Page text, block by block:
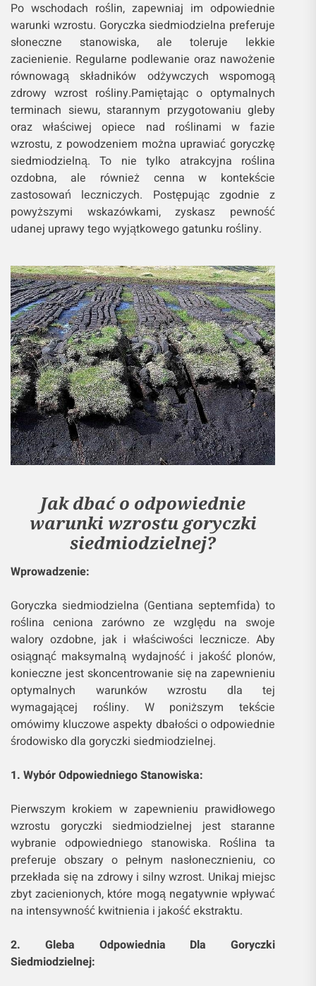
Po wschodach roślin, zapewniaj im odpowiednie
warunki wzrostu. Goryczka siedmiodzielna preferuje
słoneczne stanowiska, ale toleruje lekkie
zacienienie. Regularne podlewanie oraz nawożenie
równowagą składników odżywczych wspomogą
zdrowy wzrost rośliny.Pamiętając o optymalnych
terminach siewu, starannym przygotowaniu gleby
oraz właściwej opiece nad roślinami w fazie
wzrostu, z powodzeniem można uprawiać goryczkę
siedmiodzielną. To nie tylko atrakcyjna roślina
ozdobna, ale również cenna w kontekście
zastosowań leczniczych. Postępując zgodnie z
powyższymi wskazówkami, zyskasz pewność
udanej uprawy tego wyjątkowego gatunku rośliny.
Jak dbać o odpowiednie
warunki wzrostu goryczki
siedmiodzielnej?
Wprowadzenie:
Goryczka siedmiodzielna (Gentiana septemfida) to
roślina ceniona zarówno ze względu na swoje
walory ozdobne, jak i właściwości lecznicze. Aby
osiągnąć maksymalną wydajność i jakość plonów,
konieczne jest skoncentrowanie się na zapewnieniu
optymalnych warunków wzrostu dla tej
wymagającej rośliny. W poniższym tekście
omówimy kluczowe aspekty dbałości o odpowiednie
środowisko dla goryczki siedmiodzielnej.
1. Wybór Odpowiedniego Stanowiska:
Pierwszym krokiem w zapewnieniu prawidłowego
wzrostu goryczki siedmiodzielnej jest staranne
wybranie odpowiedniego stanowiska. Roślina ta
preferuje obszary o pełnym nasłonecznieniu, co
przekłada się na zdrowy i silny wzrost. Unikaj miejsc
zbyt zacienionych, które mogą negatywnie wpływać
na intensywność kwitnienia i jakość ekstraktu.
2. Gleba Odpowiednia Dla Goryczki
Siedmiodzielnej: